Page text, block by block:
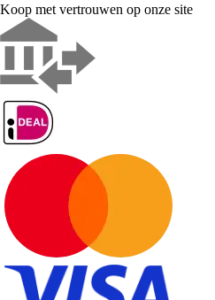
Koop met vertrouwen op onze site